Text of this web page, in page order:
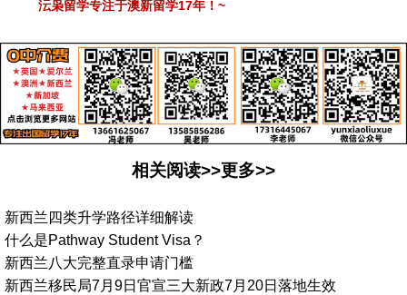
沄枭留学专注于澳新留学17年！ ~
相关阅读>>更多>>
新西兰四类升学路径详细解读
什么是Pathway Student Visa？
新西兰八大完整直录申请门槛
新西兰移民局7月9日官宣三大新政7月20日落地生效